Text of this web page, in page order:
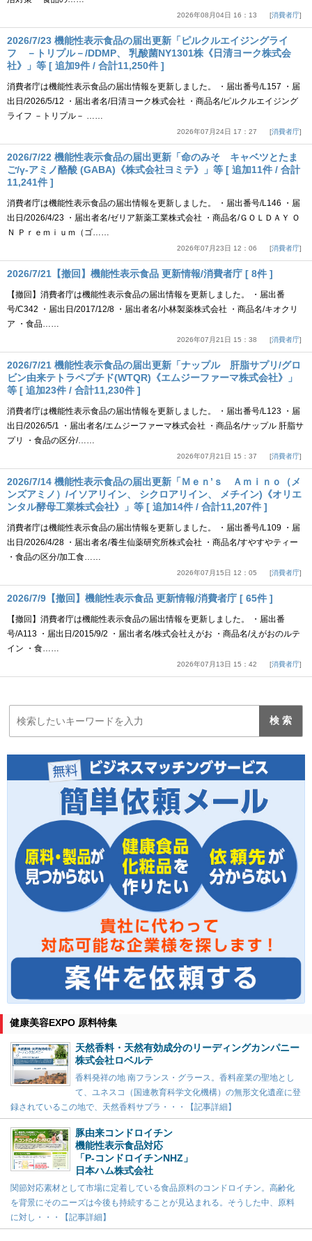
2026年08月04日 16：13 消費者庁
2026/7/23 機能性表示食品の届出更新「ピルクルエイジングライ
フ －トリプル－/DDMP、 乳酸菌NY1301株《日清ヨーク株式会
社》」等 [ 追加9件 / 合計11,250件 ]
消費者庁は機能性表示食品の届出情報を更新しました。 ・届出番号/L157 ・届
出日/2026/5/12 ・届出者名/日清ヨーク株式会社 ・商品名/ピルクルエイジング
ライフ －トリプル－ ……
2026年07月24日 17：27 消費者庁
2026/7/22 機能性表示食品の届出更新「命のみそ キャベツとたま
ご/γ-アミノ酪酸 (GABA)《株式会社ヨミテ》」等 [ 追加11件 / 合計
11,241件 ]
消費者庁は機能性表示食品の届出情報を更新しました。 ・届出番号/L146 ・届
出日/2026/4/23 ・届出者名/ゼリア新薬工業株式会社 ・商品名/ＧＯＬＤＡＹ Ｏ
Ｎ Ｐｒｅｍｉｕｍ（ゴ……
2026年07月23日 12：06 消費者庁
2026/7/21【撤回】機能性表示食品 更新情報/消費者庁 [ 8件 ]
【撤回】消費者庁は機能性表示食品の届出情報を更新しました。 ・届出番
号/C342 ・届出日/2017/12/8 ・届出者名/小林製薬株式会社 ・商品名/キオクリ
ア ・食品……
2026年07月21日 15：38 消費者庁
2026/7/21 機能性表示食品の届出更新「ナップル 肝脂サプリ/グロ
ビン由来テトラペプチド(WTQR)《エムジーファーマ株式会社》」
等 [ 追加23件 / 合計11,230件 ]
消費者庁は機能性表示食品の届出情報を更新しました。 ・届出番号/L123 ・届
出日/2026/5/1 ・届出者名/エムジーファーマ株式会社 ・商品名/ナップル 肝脂サ
プリ ・食品の区分/……
2026年07月21日 15：37 消費者庁
2026/7/14 機能性表示食品の届出更新「Ｍｅｎ’ｓ Ａｍｉｎｏ（メ
ンズアミノ）/イソアリイン、 シクロアリイン、 メチイン)《オリエ
ンタル酵母工業株式会社》」等 [ 追加14件 / 合計11,207件 ]
消費者庁は機能性表示食品の届出情報を更新しました。 ・届出番号/L109 ・届
出日/2026/4/28 ・届出者名/養生仙薬研究所株式会社 ・商品名/すやすやティー
・食品の区分/加工食……
2026年07月15日 12：05 消費者庁
2026/7/9【撤回】機能性表示食品 更新情報/消費者庁 [ 65件 ]
【撤回】消費者庁は機能性表示食品の届出情報を更新しました。 ・届出番
号/A113 ・届出日/2015/9/2 ・届出者名/株式会社えがお ・商品名/えがおのルテ
イン ・食……
2026年07月13日 15：42 消費者庁
健康美容EXPO 原料特集
天然香料・天然有効成分のリーディングカンパニー
株式会社ロベルテ
香料発祥の地 南フランス・グラース。香料産業の聖地とし
て、ユネスコ（国連教育科学文化機構）の無形文化遺産に登
録されているこの地で、天然香料サプラ・・・【記事詳細】
豚由来コンドロイチン
機能性表示食品対応
「P-コンドロイチンNHZ」
日本ハム株式会社
関節対応素材として市場に定着している食品原料のコンドロイチン。高齢化
を背景にそのニーズは今後も持続することが見込まれる。そうした中、原料
に対し・・・【記事詳細】